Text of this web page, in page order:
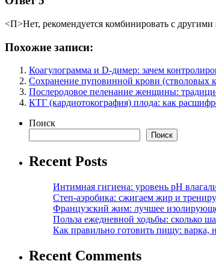
<П>Нет, рекомендуется комбинировать с
Похожие записи:
Коагулограмма и D-димер: зачем
Сохранение пуповинной крови (стволовых
Послеродовое пеленание женщины:
КТГ (кардиотокография) плода: как
Поиск
Поиск
Recent Posts
Интимная гигиена: уровень pH
Степ-аэробика: сжигаем жир и
Французский жим: лучшее
Польза ежедневной ходьбы: сколько
Как правильно готовить пищу:
Recent Comments